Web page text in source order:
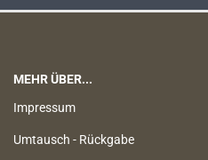
MEHR ÜBER...
Impressum
Umtausch - Rückgabe